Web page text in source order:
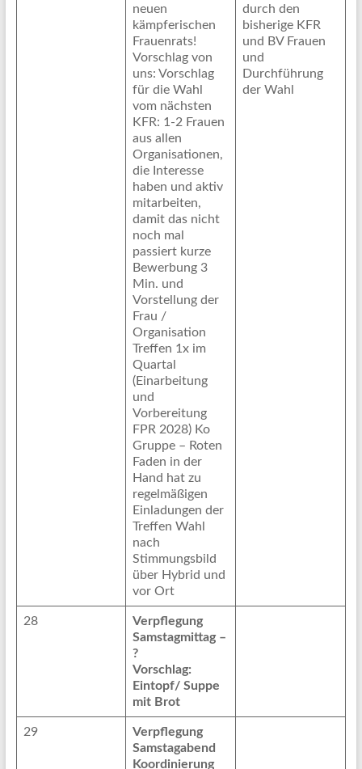
neuen
kämpferischen
Frauenrats!
Vorschlag von
uns: Vorschlag
für die Wahl
vom nächsten
KFR: 1-2 Frauen
aus allen
Organisationen,
die Interesse
haben und aktiv
mitarbeiten,
damit das nicht
noch mal
passiert kurze
Bewerbung 3
Min. und
Vorstellung der
Frau /
Organisation
Treffen 1x im
Quartal
(Einarbeitung
und
Vorbereitung
FPR 2028) Ko
Gruppe – Roten
Faden in der
Hand hat zu
regelmäßigen
Einladungen der
Treffen Wahl
nach
Stimmungsbild
über Hybrid und
vor Ort
durch den
bisherige KFR
und BV Frauen
und
Durchführung
der Wahl
28
Verpflegung
Samstagmittag –
?
Vorschlag:
Eintopf/ Suppe
mit Brot
29
Verpflegung
Samstagabend
Koordinierung